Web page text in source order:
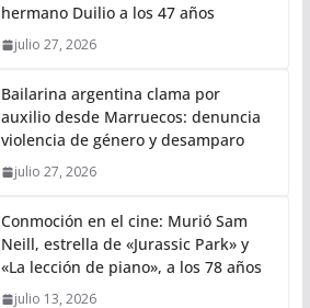
hermano Duilio a los 47 años
julio 27, 2026
Bailarina argentina clama por
auxilio desde Marruecos: denuncia
violencia de género y desamparo
julio 27, 2026
Conmoción en el cine: Murió Sam
Neill, estrella de «Jurassic Park» y
«La lección de piano», a los 78 años
julio 13, 2026